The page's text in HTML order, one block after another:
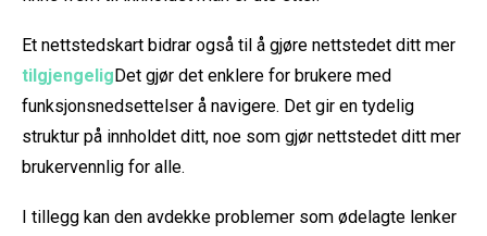
Et nettstedskart bidrar også til å gjøre nettstedet ditt mer
tilgjengelig Det gjør det enklere for brukere med
funksjonsnedsettelser å navigere. Det gir en tydelig
struktur på innholdet ditt, noe som gjør nettstedet ditt mer
brukervennlig for alle.
I tillegg kan den avdekke problemer som ødelagte lenker